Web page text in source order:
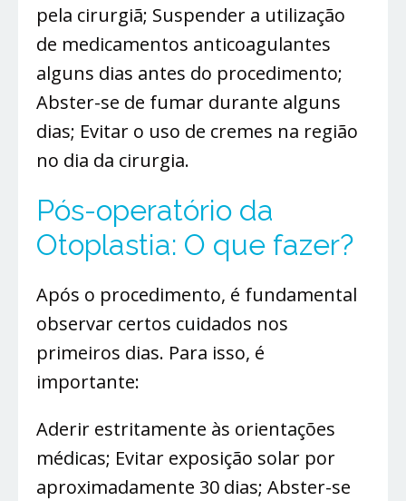
pela cirurgiã; Suspender a utilização
de medicamentos anticoagulantes
alguns dias antes do procedimento;
Abster-se de fumar durante alguns
dias; Evitar o uso de cremes na região
no dia da cirurgia.
Pós-operatório da
Otoplastia: O que fazer?
Após o procedimento, é fundamental
observar certos cuidados nos
primeiros dias. Para isso, é
importante:
Aderir estritamente às orientações
médicas; Evitar exposição solar por
aproximadamente 30 dias; Abster-se